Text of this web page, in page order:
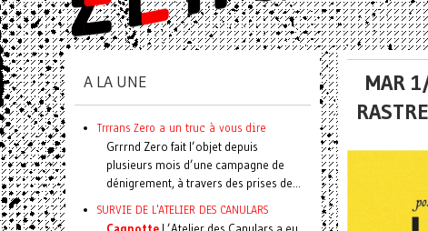
MAR
A LA UNE
Trrrans Zero a un truc à vous dire
Grrrnd Zero fait l’objet depuis
plusieurs mois d’une campagne de
dénigrement, à travers des prises de...
SURVIE DE L'ATELIER DES CANULARS